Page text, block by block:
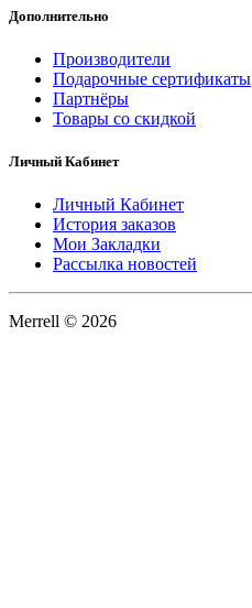
Дополнительно
Производители
Подарочные сертификаты
Партнёры
Товары со скидкой
Личный Кабинет
Личный Кабинет
История заказов
Мои Закладки
Рассылка новостей
Merrell © 2026